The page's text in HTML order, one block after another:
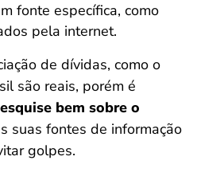
fonte específica, como
pela internet.
de dívidas, como o
são reais, porém é
bem sobre o
suas fontes de informação
golpes.